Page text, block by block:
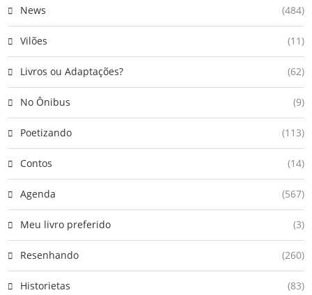
News (484)
Vilões (11)
Livros ou Adaptações? (62)
No Ônibus (9)
Poetizando (113)
Contos (14)
Agenda (567)
Meu livro preferido (3)
Resenhando (260)
Historietas (83)